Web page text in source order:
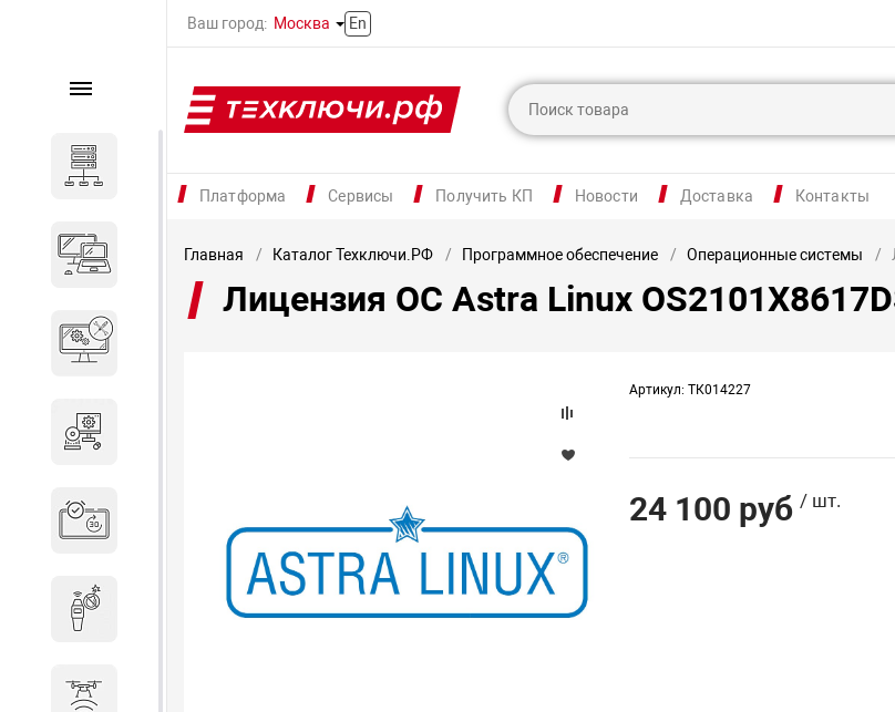
Ваш город: Москва En
Платформа Сервисы Получить КП Новости Доставка Контакты
Каталог
Компьютеры и ноутбуки
Комплектующие для
переговорных
Досмотровое оборудование
Главная Каталог Техключи.РФ Программное обеспечение Операционные системы
Лицензия ОС Astra Linux
Артикул: ТК014227
24 100 руб / шт.